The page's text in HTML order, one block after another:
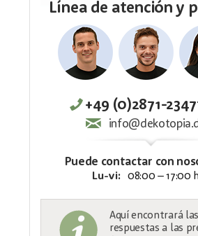
Línea de atención y
+49 (0)2871-
Puede contactar con
Lu-vi: 08:00 – 17:00
Aquí encontrará las
respuestas a las